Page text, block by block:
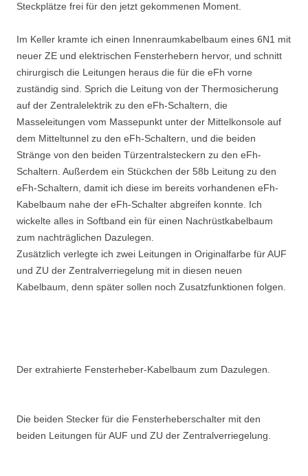
Steckplätze frei für den jetzt gekommenen Moment.
Im Keller kramte ich einen Innenraumkabelbaum eines 6N1 mit
neuer ZE und elektrischen Fensterhebern hervor, und schnitt
chirurgisch die Leitungen heraus die für die eFh vorne
zuständig sind. Sprich die Leitung von der Thermosicherung
auf der Zentralelektrik zu den eFh-Schaltern, die
Masseleitungen vom Massepunkt unter der Mittelkonsole auf
dem Mitteltunnel zu den eFh-Schaltern, und die beiden
Stränge von den beiden Türzentralsteckern zu den eFh-
Schaltern. Außerdem ein Stückchen der 58b Leitung zu den
eFh-Schaltern, damit ich diese im bereits vorhandenen eFh-
Kabelbaum nahe der eFh-Schalter abgreifen konnte. Ich
wickelte alles in Softband ein für einen Nachrüstkabelbaum
zum nachträglichen Dazulegen.
Zusätzlich verlegte ich zwei Leitungen in Originalfarbe für AUF
und ZU der Zentralverriegelung mit in diesen neuen
Kabelbaum, denn später sollen noch Zusatzfunktionen folgen.
Der extrahierte Fensterheber-Kabelbaum zum Dazulegen.
Die beiden Stecker für die Fensterheberschalter mit den
beiden Leitungen für AUF und ZU der Zentralverriegelung.